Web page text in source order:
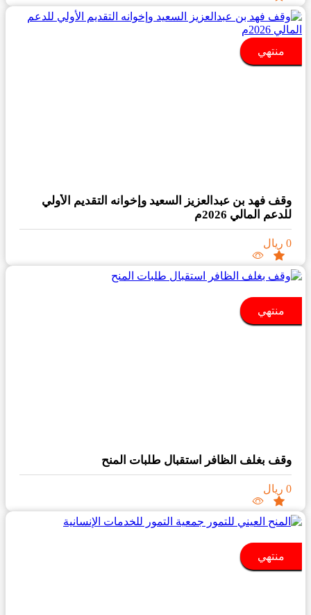
منتهي
وقف فهد بن عبدالعزيز السعيد وإخوانه التقديم الأولي
للدعم المالي 2026م
0 ريال
منتهي
وقف بغلف الظافر استقبال طلبات المنح
0 ريال
منتهي